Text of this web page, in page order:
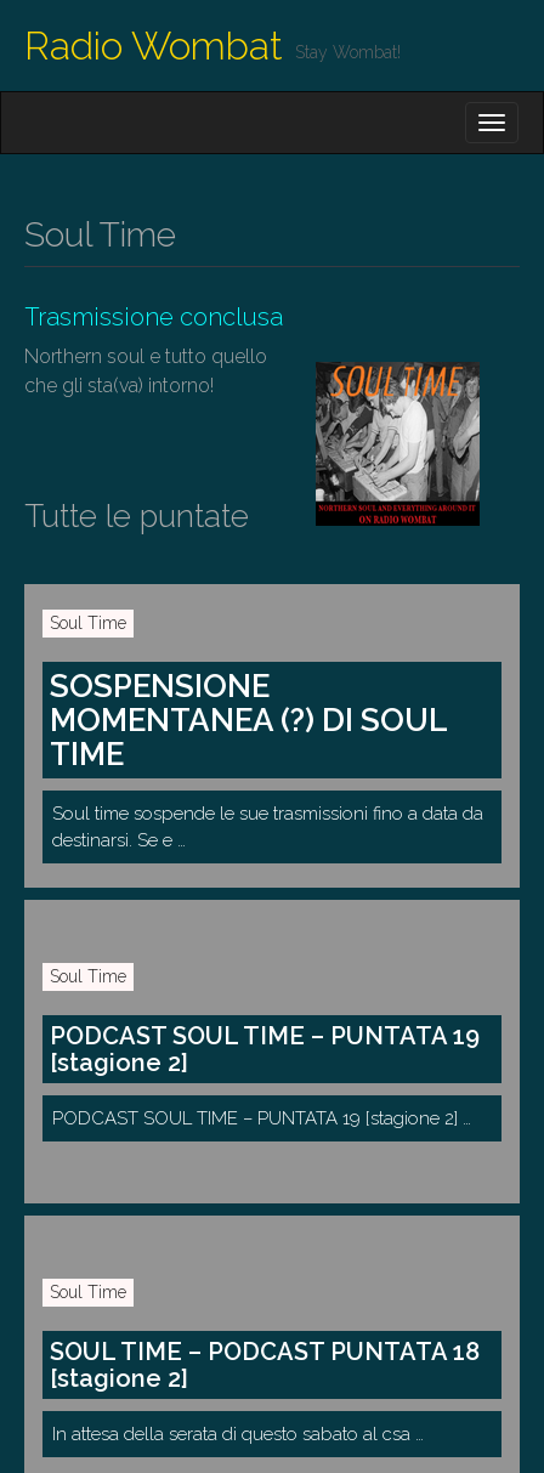
Radio Wombat Stay Wombat!
M
E
N
U
C
O
T
N
T
Soul Time
Trasmissione conclusa
Northern soul e tutto quello
che gli sta(va) intorno!
Tutte le puntate
Soul Time
SOSPENSIONE
MOMENTANEA (?) DI SOUL
TIME
Soul time sospende le sue trasmissioni fino a data da
destinarsi. Se e …
Soul Time
PODCAST SOUL TIME – PUNTATA 19
[stagione 2]
PODCAST SOUL TIME – PUNTATA 19 [stagione 2] …
Soul Time
SOUL TIME – PODCAST PUNTATA 18
[stagione 2]
In attesa della serata di questo sabato al csa …